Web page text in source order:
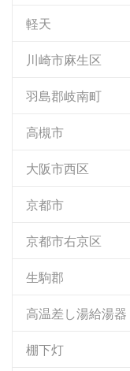
軽天
川崎市麻生区
羽島郡岐南町
高槻市
大阪市西区
京都市
京都市右京区
生駒郡
高温差し湯給湯器
棚下灯